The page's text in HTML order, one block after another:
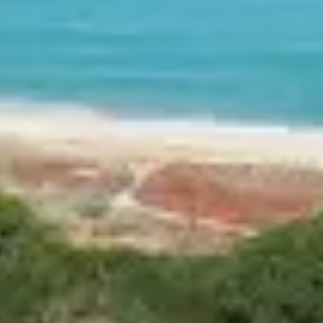
SAUVAGES ET
UNE DESTINATION
mer et montagne,Belgodère
est un joyau corse qui
le Club Belambra « Golfe de Lozari », c’est profiter d’un
d’activités, d’excursions et de saveurs authentiques. Voici